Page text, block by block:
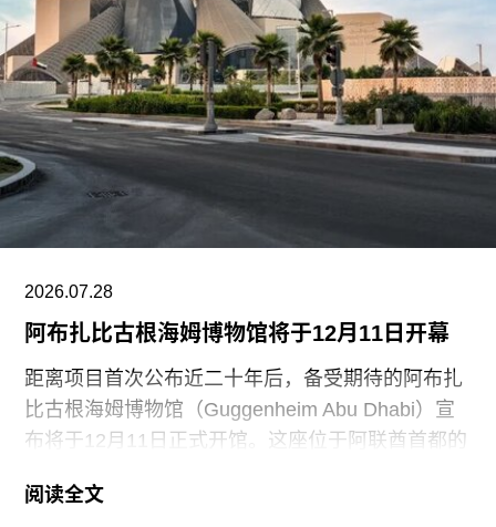
场观众惊呼，两人随即被警方逮捕。
此次行动发生时，英国艺术机构正接连成为抗议活
动的现场。就在该事件发生几天前，两名年轻的气
候行动人士因向文森特·梵高1888年作品《向日
葵》的玻璃罩泼洒番茄汤而被判处监禁。庭审中，
陪审团获悉，毕加索画作本身并未受损，但泼洒在
地面的红色水性颜料渗入了展厅地面，污染了大理
石踢脚线。此次事件共造成美术馆约8000英镑的损
失，其中仅约270英镑用于清洁，其余费用主要用
展厅等支出。辩方主张，部分费用源于馆方自行决
定采用何种修复方案，而非抗议行为本身造成的损
害，但这一论点最终未获法院采纳。
2026.07.28
阿布扎比古根海姆博物馆将于12月11日开幕
距离项目首次公布近二十年后，备受期待的阿布扎
比古根海姆博物馆（Guggenheim Abu Dhabi）宣
布将于12月11日正式开馆。这座位于阿联酋首都的
主弗兰克·盖里（Frank Gehry）设计，也是所罗门
阅读全文